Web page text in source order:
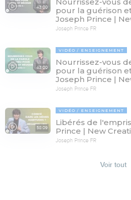
43:00
pour la guérison
Joseph Prince |
Joseph Prince FR
43:00
VIDÉO ENSEIGNEMENT
Nourrissez-vous
pour la guérison
Joseph Prince |
Joseph Prince FR
58:09
VIDÉO ENSEIGNEMENT
Libérés de
Prince | New
Joseph Prince FR
Voir tout